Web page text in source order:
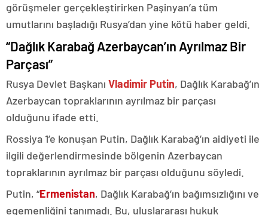
görüşmeler gerçekleştirirken Paşinyan’a tüm
umutlarını başladığı Rusya’dan yine kötü haber geldi.
“Dağlık Karabağ Azerbaycan’ın Ayrılmaz Bir
Parçası”
Rusya Devlet Başkanı Vladimir Putin, Dağlık Karabağ’ın
Azerbaycan topraklarının ayrılmaz bir parçası
olduğunu ifade etti.
Rossiya 1’e konuşan Putin, Dağlık Karabağ’ın aidiyeti ile
ilgili değerlendirmesinde bölgenin Azerbaycan
topraklarının ayrılmaz bir parçası olduğunu söyledi.
Putin, “Ermenistan, Dağlık Karabağ’ın bağımsızlığını ve
egemenliğini tanımadı. Bu, uluslararası hukuk